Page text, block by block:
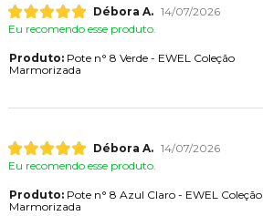
Débora A. 14/07/2026
Eu recomendo esse produto.
Produto:Pote n° 8 Verde - EWEL Coleção
Marmorizada
Débora A. 14/07/2026
Eu recomendo esse produto.
Produto:Pote n° 8 Azul Claro - EWEL Coleção
Marmorizada